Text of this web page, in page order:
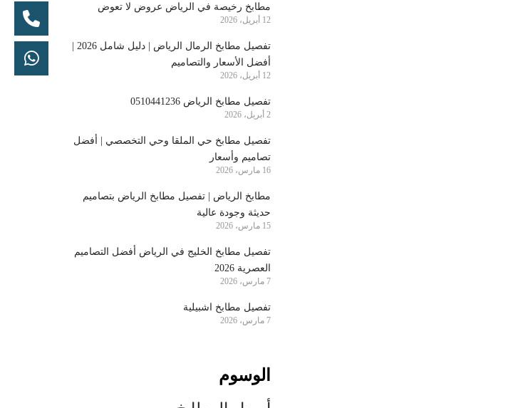
مطابخ رخيصة في الرياض عروض لا تعوض
12 أبريل، 2026
أفضل الأسعار والتصاميم
12 أبريل، 2026
تفصيل مطابخ الرياض 0510441236
2 أبريل، 2026
تفصيل مطابخ حي الملقا وحي التخصصي | أفضل
تصاميم وأسعار
16 مارس، 2026
مطابخ الرياض | تفصيل مطابخ الرياض بتصاميم
حديثة وجودة عالية
15 مارس، 2026
تفصيل مطابخ الخليج في الرياض أفضل التصاميم
العصرية 2026
7 مارس، 2026
تفصيل مطابخ اشبيلية
7 مارس، 2026
الوسوم